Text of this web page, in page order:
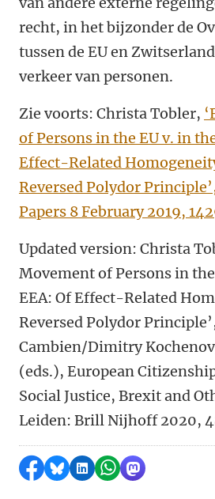
recht, in het bijzonder de
tussen de EU en
verkeer van personen.
Zie voorts: Christa Tobler,
of Persons in the EU v. in
Effect-Related
Reversed Polydor
Papers 8 February 2019,
Updated version: Christa
Movement of Persons in
EEA: Of Effect-Related
Reversed Polydor
Cambien/Dimitry
(eds.), European
Social Justice, Brexit and
Leiden: Brill Nijhoff 2020,
Delen op Facebook
Delen via Bluesky
Delen op LinkedIn
Delen via
Delen via